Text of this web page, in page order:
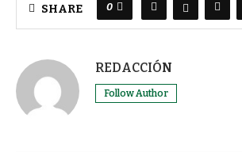
SHARE 0
REDACCIÓN
Follow Author